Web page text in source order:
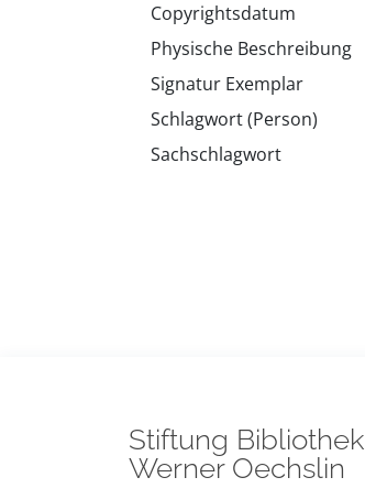
Copyrightsdatum
Physische Beschreibung
Signatur Exemplar
Schlagwort (Person)
Sachschlagwort
Stiftung Bibliothek
Werner Oechslin